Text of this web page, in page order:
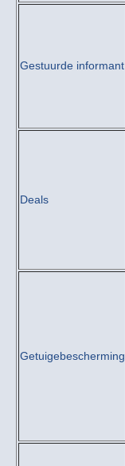
Gestuurde informant
Deals
Getuigebescherming